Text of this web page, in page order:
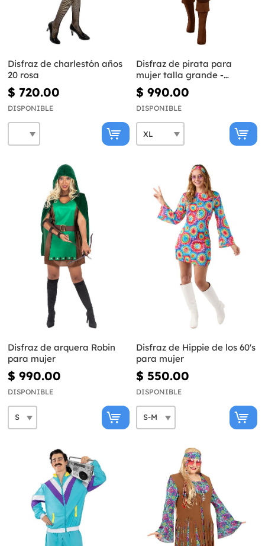
Disfraz de charlestón años
20 rosa
$ 720.00
DISPONIBLE
Disfraz de pirata para
mujer talla grande -
Colección Caribe
$ 990.00
DISPONIBLE
Disfraz de arquera Robin
para mujer
$ 990.00
DISPONIBLE
Disfraz de Hippie de los 60's
para mujer
$ 550.00
DISPONIBLE